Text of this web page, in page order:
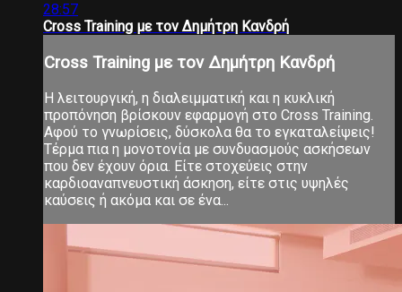
28:57
Cross Training με τον Δημήτρη Κανδρή
Cross Training με τον Δημήτρη Κανδρή
Η λειτουργική, η διαλειμματική και η κυκλική
προπόνηση βρίσκουν εφαρμογή στο Cross Training.
Αφού το γνωρίσεις, δύσκολα θα το εγκαταλείψεις!
Τέρμα πια η μονοτονία με συνδυασμούς ασκήσεων
που δεν έχουν όρια. Είτε στοχεύεις στην
καρδιοαναπνευστική άσκηση, είτε στις υψηλές
καύσεις ή ακόμα και σε ένα...